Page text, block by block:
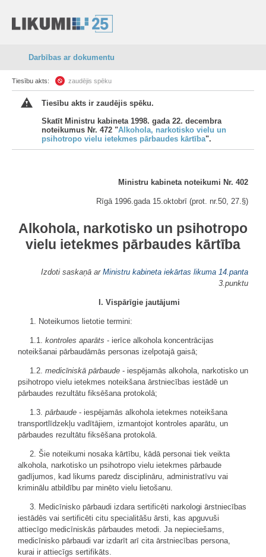
Darbības ar dokumentu
Tiesību akts: zaudējis spēku
Tiesību akts ir zaudējis spēku.
Skatīt Ministru kabineta 1998. gada 22. decembra
noteikumus Nr. 472 "Alkohola, narkotisko vielu un
psihotropo vielu ietekmes pārbaudes kārtība".
Ministru kabineta noteikumi Nr. 402
Rīgā 1996.gada 15.oktobrī (prot. nr.50, 27.§)
Alkohola, narkotisko un psihotropo
vielu ietekmes pārbaudes kārtība
Izdoti saskaņā ar Ministru kabineta iekārtas likuma 14.panta
3.punktu
I. Vispārīgie jautājumi
1. Noteikumos lietotie termini:
1.1. kontroles aparāts - ierīce alkohola koncentrācijas
noteikšanai pārbaudāmās personas izelpotajā gaisā;
1.2. medicīniskā pārbaude - iespējamās alkohola, narkotisko un
psihotropo vielu ietekmes noteikšana ārstniecības iestādē un
pārbaudes rezultātu fiksēšana protokolā;
1.3. pārbaude - iespējamās alkohola ietekmes noteikšana
transportlīdzekļu vadītājiem, izmantojot kontroles aparātu, un
pārbaudes rezultātu fiksēšana protokolā.
2. Šie noteikumi nosaka kārtību, kādā personai tiek veikta
alkohola, narkotisko un psihotropo vielu ietekmes pārbaude
gadījumos, kad likums paredz disciplināru, administratīvu vai
kriminālu atbildību par minēto vielu lietošanu.
3. Medicīnisko pārbaudi izdara sertificēti narkologi ārstniecības
iestādēs vai sertificēti citu specialitāšu ārsti, kas apguvuši
attiecīgo medicīniskās pārbaudes metodi. Ja nepieciešams,
medicīnisko pārbaudi var izdarīt arī cita ārstniecības persona,
kurai ir attiecīgs sertifikāts.